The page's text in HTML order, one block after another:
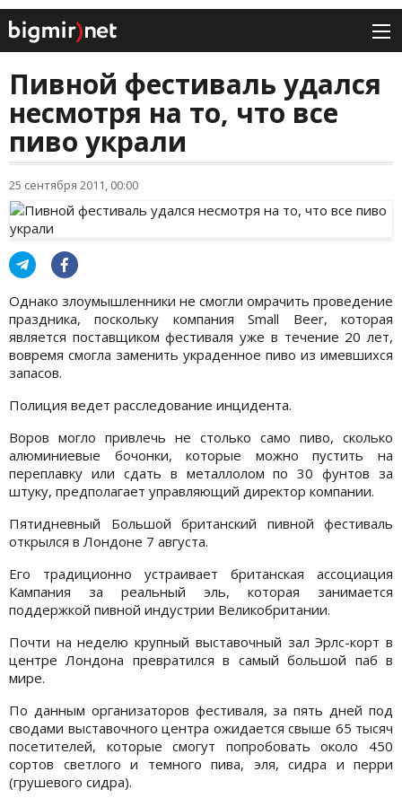
Пивной фестиваль удался
несмотря на то, что все
пиво украли
25 сентября 2011, 00:00
Однако злоумышленники не смогли омрачить проведение
праздника, поскольку компания Small Beer, которая
является поставщиком фестиваля уже в течение 20 лет,
вовремя смогла заменить украденное пиво из имевшихся
запасов.
Полиция ведет расследование инцидента.
Воров могло привлечь не столько само пиво, сколько
алюминиевые бочонки, которые можно пустить на
переплавку или сдать в металлолом по 30 фунтов за
штуку, предполагает управляющий директор компании.
Пятидневный Большой британский пивной фестиваль
открылся в Лондоне 7 августа.
Его традиционно устраивает британская ассоциация
Кампания за реальный эль, которая занимается
поддержкой пивной индустрии Великобритании.
Почти на неделю крупный выставочный зал Эрлс-корт в
центре Лондона превратился в самый большой паб в
мире.
По данным организаторов фестиваля, за пять дней под
сводами выставочного центра ожидается свыше 65 тысяч
посетителей, которые смогут попробовать около 450
сортов светлого и темного пива, эля, сидра и перри
(грушевого сидра).